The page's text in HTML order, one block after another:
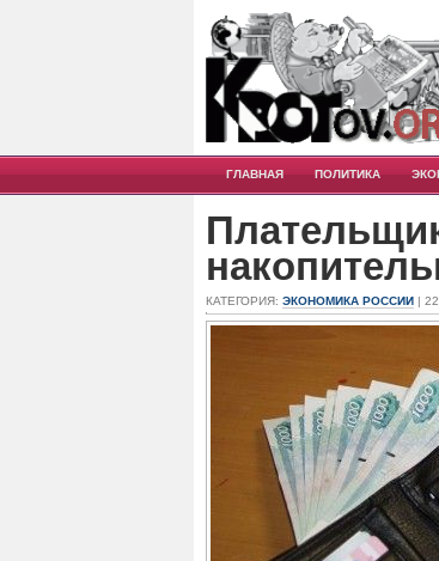
ГЛАВНАЯ ПОЛИТИКА
КАТЕГОРИЯ: ЭКОНОМИКА РОССИИ |